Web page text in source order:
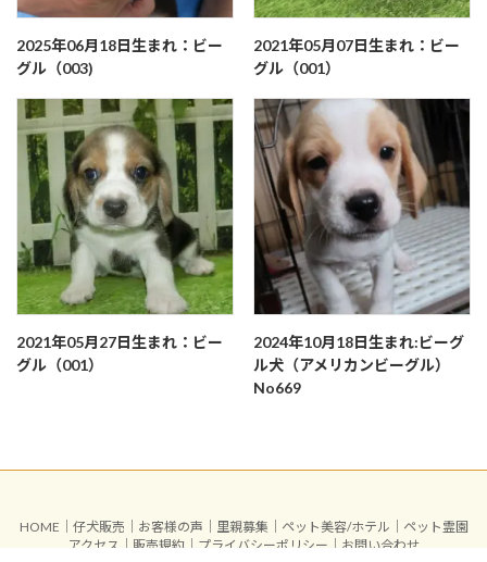
2025年06月18日生まれ：ビー
グル（003)
2021年05月07日生まれ：ビー
グル（001）
2021年05月27日生まれ：ビー
グル（001）
2024年10月18日生まれ:ビーグ
ル犬（アメリカンビーグル）
No669
HOME 仔犬販売 お客様の声 里親募集 ペット美容/ホテル
ペット霊園
アクセス ｜ 販売規約｜ プライバシーポリシー ｜ お問い合わせ